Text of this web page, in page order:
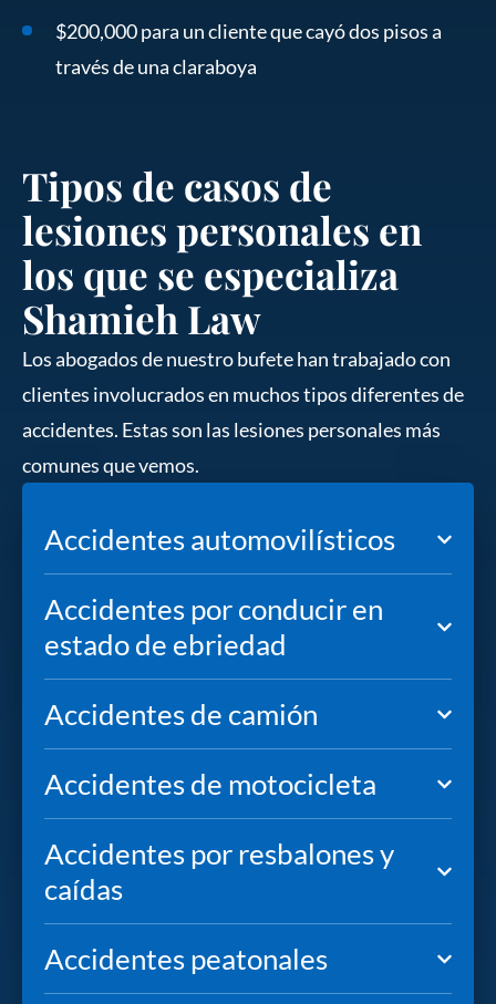
$200,000 para un cliente que cayó dos pisos a
través de una claraboya
Tipos de casos de
lesiones personales en
los que se especializa
Shamieh Law
Los abogados de nuestro bufete han trabajado con
clientes involucrados en muchos tipos diferentes de
accidentes. Estas son las lesiones personales más
comunes que vemos.
Accidentes automovilísticos
Accidentes por conducir en
estado de ebriedad
Accidentes de camión
Accidentes de motocicleta
Accidentes por resbalones y
caídas
Accidentes peatonales